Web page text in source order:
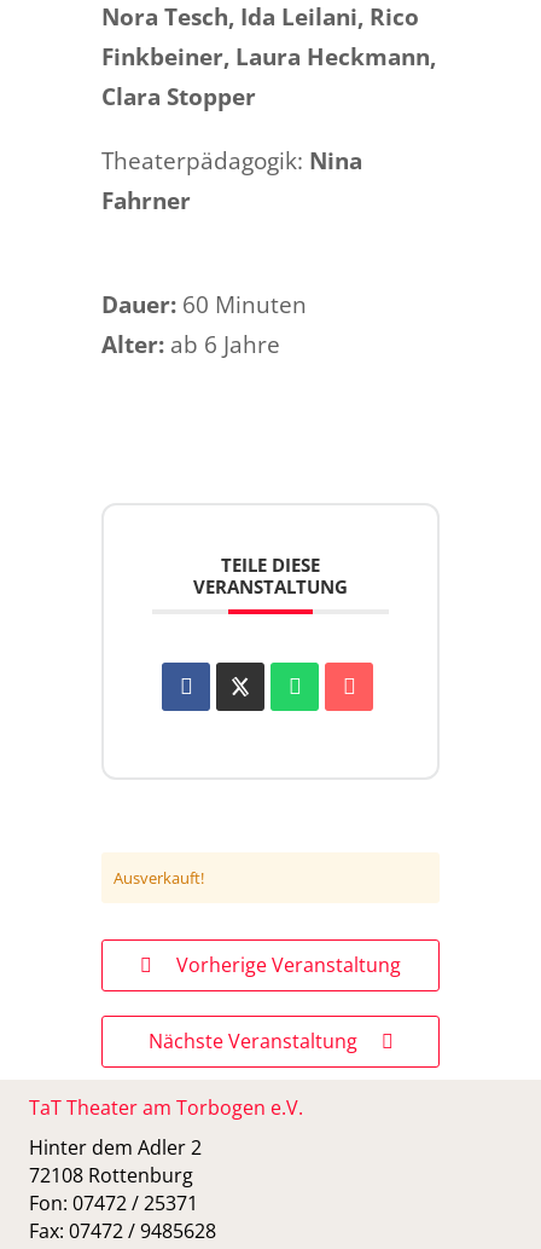
Nora Tesch, Ida Leilani, Rico
Finkbeiner, Laura Heckmann,
Clara Stopper
Theaterpädagogik: Nina
Fahrner
Dauer: 60 Minuten
Alter: ab 6 Jahre
TEILE DIESE
VERANSTALTUNG
Ausverkauft!
Vorherige Veranstaltung
Nächste Veranstaltung
TaT Theater am Torbogen e.V.
Hinter dem Adler 2
72108 Rottenburg
Fon: 07472 / 25371
Fax: 07472 / 9485628